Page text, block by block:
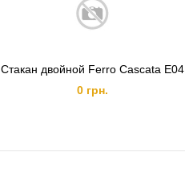
Стакан двойной Ferro Cascata E04
0 грн.